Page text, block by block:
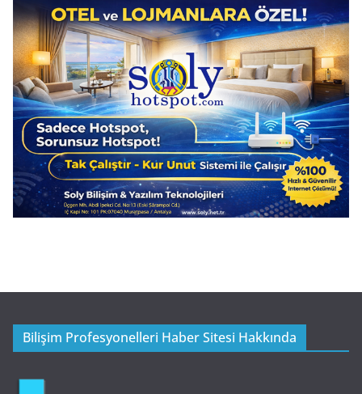
Bilişim Profesyonelleri Haber Sitesi Hakkında